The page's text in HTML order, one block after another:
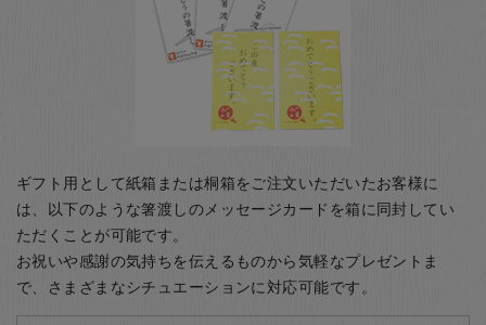
ギフト用として紙箱または桐箱をご注文いただいたお客様に
は、以下のような箸渡しのメッセージカードを箱に同封してい
ただくことが可能です。
お祝いや感謝の気持ちを伝えるものから気軽なプレゼントま
で、さまざまなシチュエーションに対応可能です。